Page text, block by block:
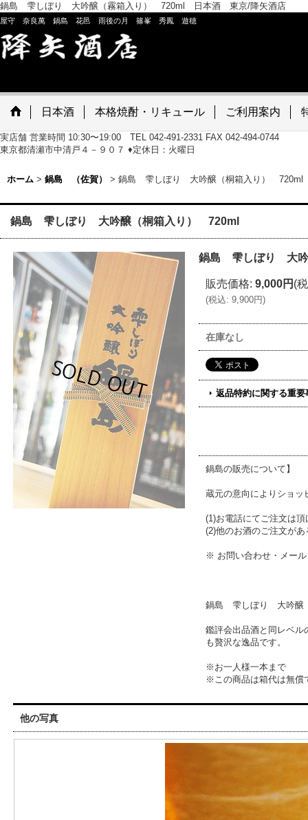
鍋島 雫しぼり 大吟醸（霧箱入り） 720ml 日本酒 東京/降矢酒店
屋守 奈良萬 鍋島 花邑 雨後の月 篠峯 秀鳳 遊穂
日本酒 本格焼酎・リキュール ご利用案内
実店舗 営業時間 10:30〜19:00 TEL 042-491-2331 FAX 042-494-0744
東京都清瀬市中清戸４－９０７ ♦定休日：火曜日
ホーム > 鍋島 （佐賀） > 鍋島 雫しぼり 大吟醸（桐箱入り） 720ml
鍋島 雫しぼり 大吟醸（桐箱入り） 720ml
鍋島 雫しぼり 大
販売価格: 9,000円 (
(税込: 9,900円)
在庫なし
返品特約に関する重要
鍋島の販売について】
蔵元の意向によりショッ
(1)お電話にてご注文は
(2)他のお酒のご注文が
※ お問い合わせ・メー
鍋島 雫しぼり 大吟醸
鑑評会出品酒と同レベル
も贅沢な逸品です。
※お一人様一本まで
※この商品は箱代は無償
他の写真